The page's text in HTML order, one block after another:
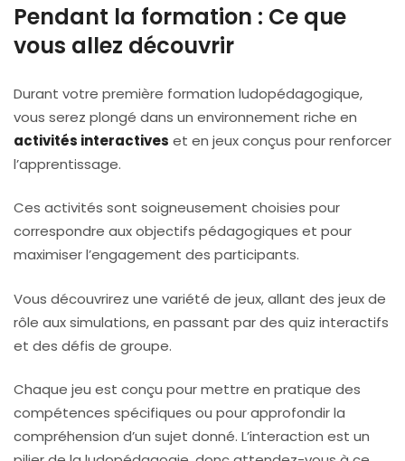
Pendant la formation : Ce que
vous allez découvrir
Durant votre première formation ludopédagogique,
vous serez plongé dans un environnement riche en
activités interactives et en jeux conçus pour renforcer
l’apprentissage.
Ces activités sont soigneusement choisies pour
correspondre aux objectifs pédagogiques et pour
maximiser l’engagement des participants.
Vous découvrirez une variété de jeux, allant des jeux de
rôle aux simulations, en passant par des quiz interactifs
et des défis de groupe.
Chaque jeu est conçu pour mettre en pratique des
compétences spécifiques ou pour approfondir la
compréhension d’un sujet donné. L’interaction est un